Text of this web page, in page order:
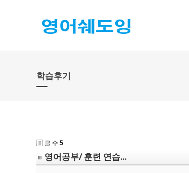
학습후기
글 수 5
영어공부/ 훈련 연습...